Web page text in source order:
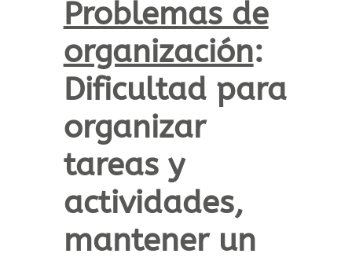
Problemas de
organización:
Dificultad para
organizar
tareas y
actividades,
mantener un